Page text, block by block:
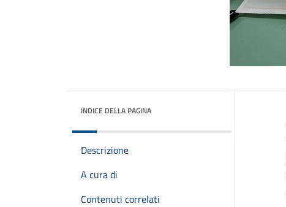
INDICE DELLA PAGINA
Descrizione
A cura di
Contenuti correlati